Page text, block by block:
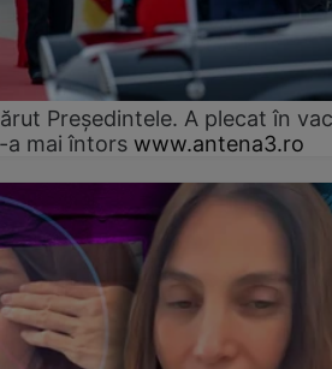
Președintele. A plecat în
a mai întors www.antena3.ro